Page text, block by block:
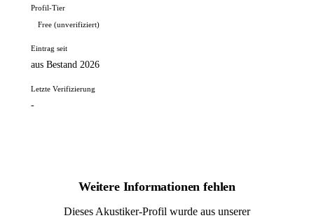
Profil-Tier
Free (unverifiziert)
Eintrag seit
aus Bestand 2026
Letzte Verifizierung
-
Weitere Informationen fehlen
Dieses Akustiker-Profil wurde aus unserer